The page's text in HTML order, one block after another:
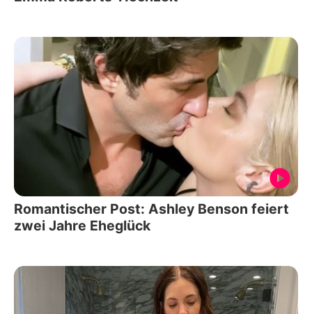
Romantischer Post: Ashley Benson feiert
zwei Jahre Eheglück